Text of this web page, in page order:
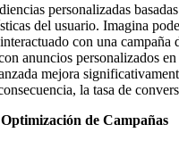
personalizadas
del usuario. Imagina
con una campaña
anuncios personalizados en
mejora
la tasa de
de Campañas